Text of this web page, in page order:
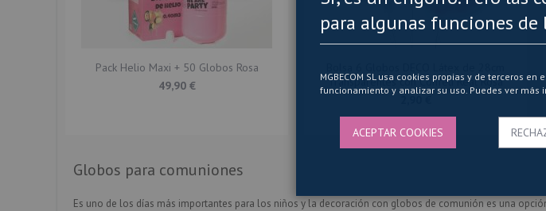
Pack Helio Maxi + 50 Globos Rosa
49,90 €
Transparentes con Confeti Real Rosa
Globos para comuniones
Es uno de los días más importantes para los niños y la decoración con globos de comunión es una
para algunas funciones de
MGBECOM SL usa cookies propias y de terceros
funcionamiento y analizar su uso. Puedes ver más
ACEPTAR COOKIES